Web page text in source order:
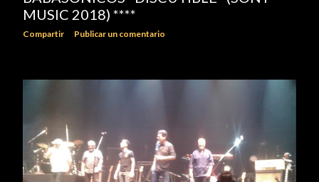
MUSIC 2018) ****
Compartir Publicar un comentario